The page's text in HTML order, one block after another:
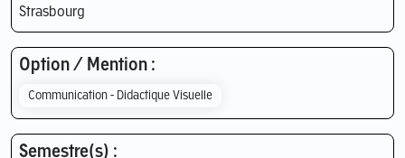
Strasbourg
Option / Mention :
Communication - Didactique Visuelle
Semestre(s) :